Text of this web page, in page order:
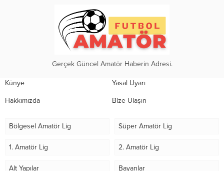
Gerçek Güncel Amatör Haberin Adresi.
Künye Yasal Uyarı
Hakkımızda Bize Ulaşın
Bölgesel Amatör Lig Süper Amatör Lig
1. Amatör Lig 2. Amatör Lig
Alt Yapılar Bayanlar